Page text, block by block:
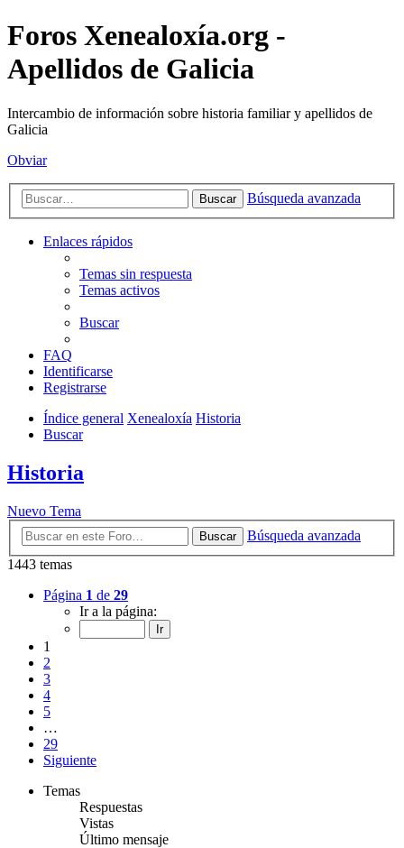
Foros Xenealoxía.org -
Apellidos de Galicia
Intercambio de información sobre historia familiar y apellidos de
Galicia
Obviar
Buscar Búsqueda avanzada
Enlaces rápidos
Temas sin respuesta
Temas activos
Buscar
FAQ
Identificarse
Registrarse
Índice general Xenealoxía Historia
Buscar
Historia
Nuevo Tema
Buscar
Búsqueda avanzada
1443 temas
Página 1 de 29
Ir a la página:
1
2
3
4
5
…
29
Siguiente
Temas
Respuestas
Vistas
Último mensaje